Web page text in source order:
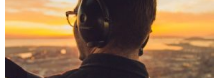
Die
Optionen
können
auf
der
Produktseite